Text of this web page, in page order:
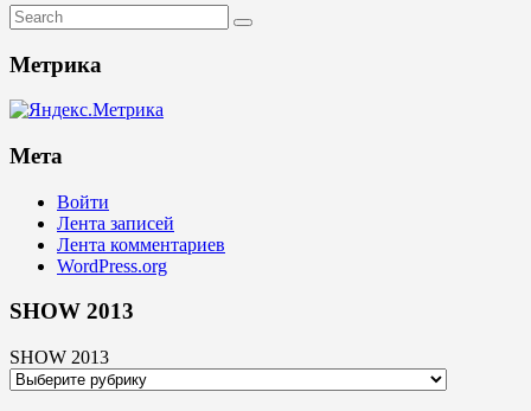
Метрика
Мета
Войти
Лента записей
Лента комментариев
WordPress.org
SHOW 2013
SHOW 2013